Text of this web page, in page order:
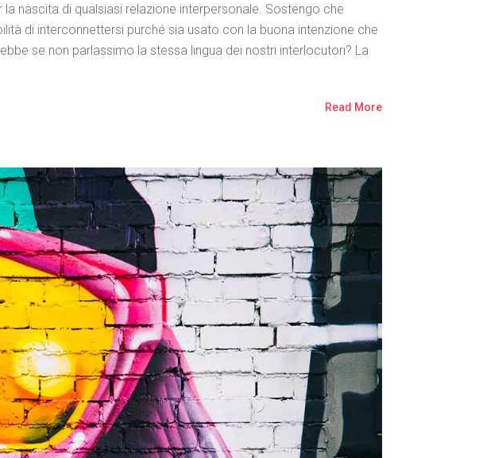
nascita di qualsiasi relazione interpersonale. Sostengo che
di interconnettersi purché sia usato con la buona intenzione che
se non parlassimo la stessa lingua dei nostri interlocutori? La
Read More